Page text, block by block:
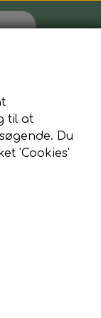
olie
med
til
og afhjælper
til at
Du
'Cookies'